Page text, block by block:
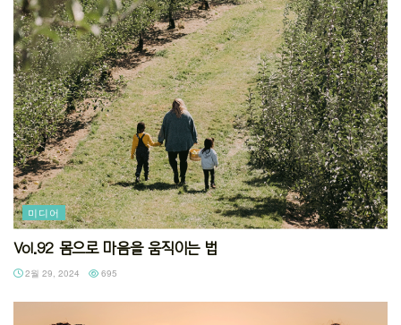
미디어
Vol.92 몸으로 마음을 움직이는 법
2월 29, 2024 695